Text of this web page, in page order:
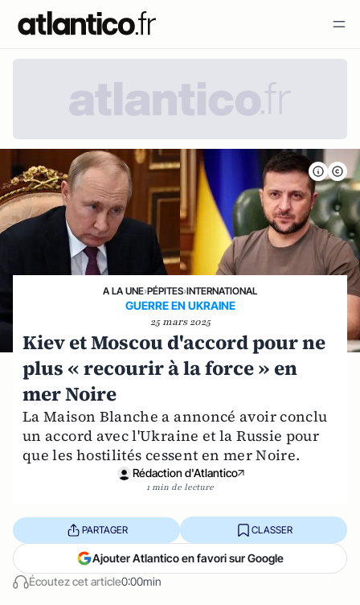
A LA UNE›PÉPITES›INTERNATIONAL
GUERRE EN UKRAINE
25 mars 2025
Kiev et Moscou d'accord pour ne
plus « recourir à la force » en
mer Noire
La Maison Blanche a annoncé avoir conclu
un accord avec l'Ukraine et la Russie pour
que les hostilités cessent en mer Noire.
Rédaction d'Atlantico
1 min de lecture
Écoutez cet article0:00min
PARTAGER CLASSER
Ajouter Atlantico en favori sur Google